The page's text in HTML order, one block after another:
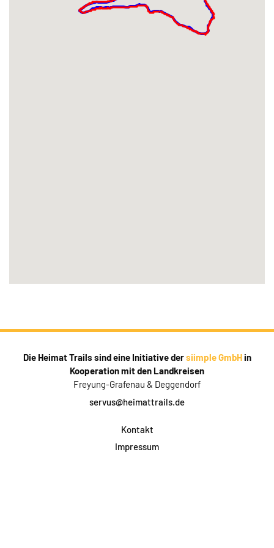
Die Heimat Trails sind eine Initiative dersiimple GmbHin
Kooperation mit den Landkreisen
Freyung-Grafenau & Deggendorf
servus@heimattrails.de
Kontakt
Impressum